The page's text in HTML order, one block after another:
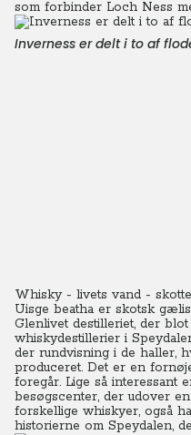
som forbinder Loch Ness
Inverness er delt i to af
Whisky - livets vand -
Uisge beatha er skotsk
Glenlivet destilleriet, der
whiskydestillerier i
der rundvisning i de haller,
produceret. Det er en
foregår. Lige så interessant
besøgscenter, der udover
forskellige whiskyer, også
historierne om Speydalen,